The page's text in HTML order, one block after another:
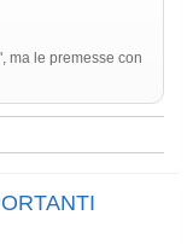
ma le premesse con